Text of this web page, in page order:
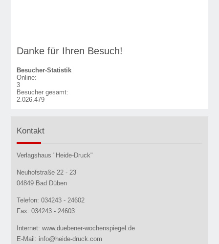
Danke für Ihren Besuch!
Besucher-Statistik
Online:
3
Besucher gesamt:
2.026.479
Kontakt
Verlagshaus "Heide-Druck"
Neuhofstraße 22 - 23
04849 Bad Düben
Telefon: 034243 - 24602
Fax: 034243 - 24603
Internet: www.duebener-wochenspiegel.de
E-Mail: info@heide-druck.com